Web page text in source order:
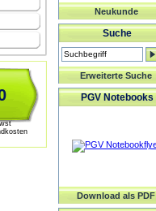
Neukunde
Suche
Erweiterte Suche
PGV Notebooks
Download als PDF